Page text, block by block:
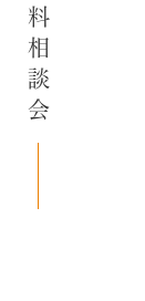
無料相談会